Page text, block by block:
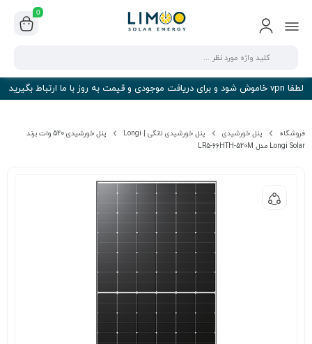
0
لطفا vpn خاموش شود و برای دریافت موجودی و قیمت به روز با ما ارتباط بگیرید
فروشگاه پنل خورشیدی پنل خورشیدی لانگی | Longi
پنل خورشیدی 520 وات برند
Longi Solar مدل LR5-66HTH-520M